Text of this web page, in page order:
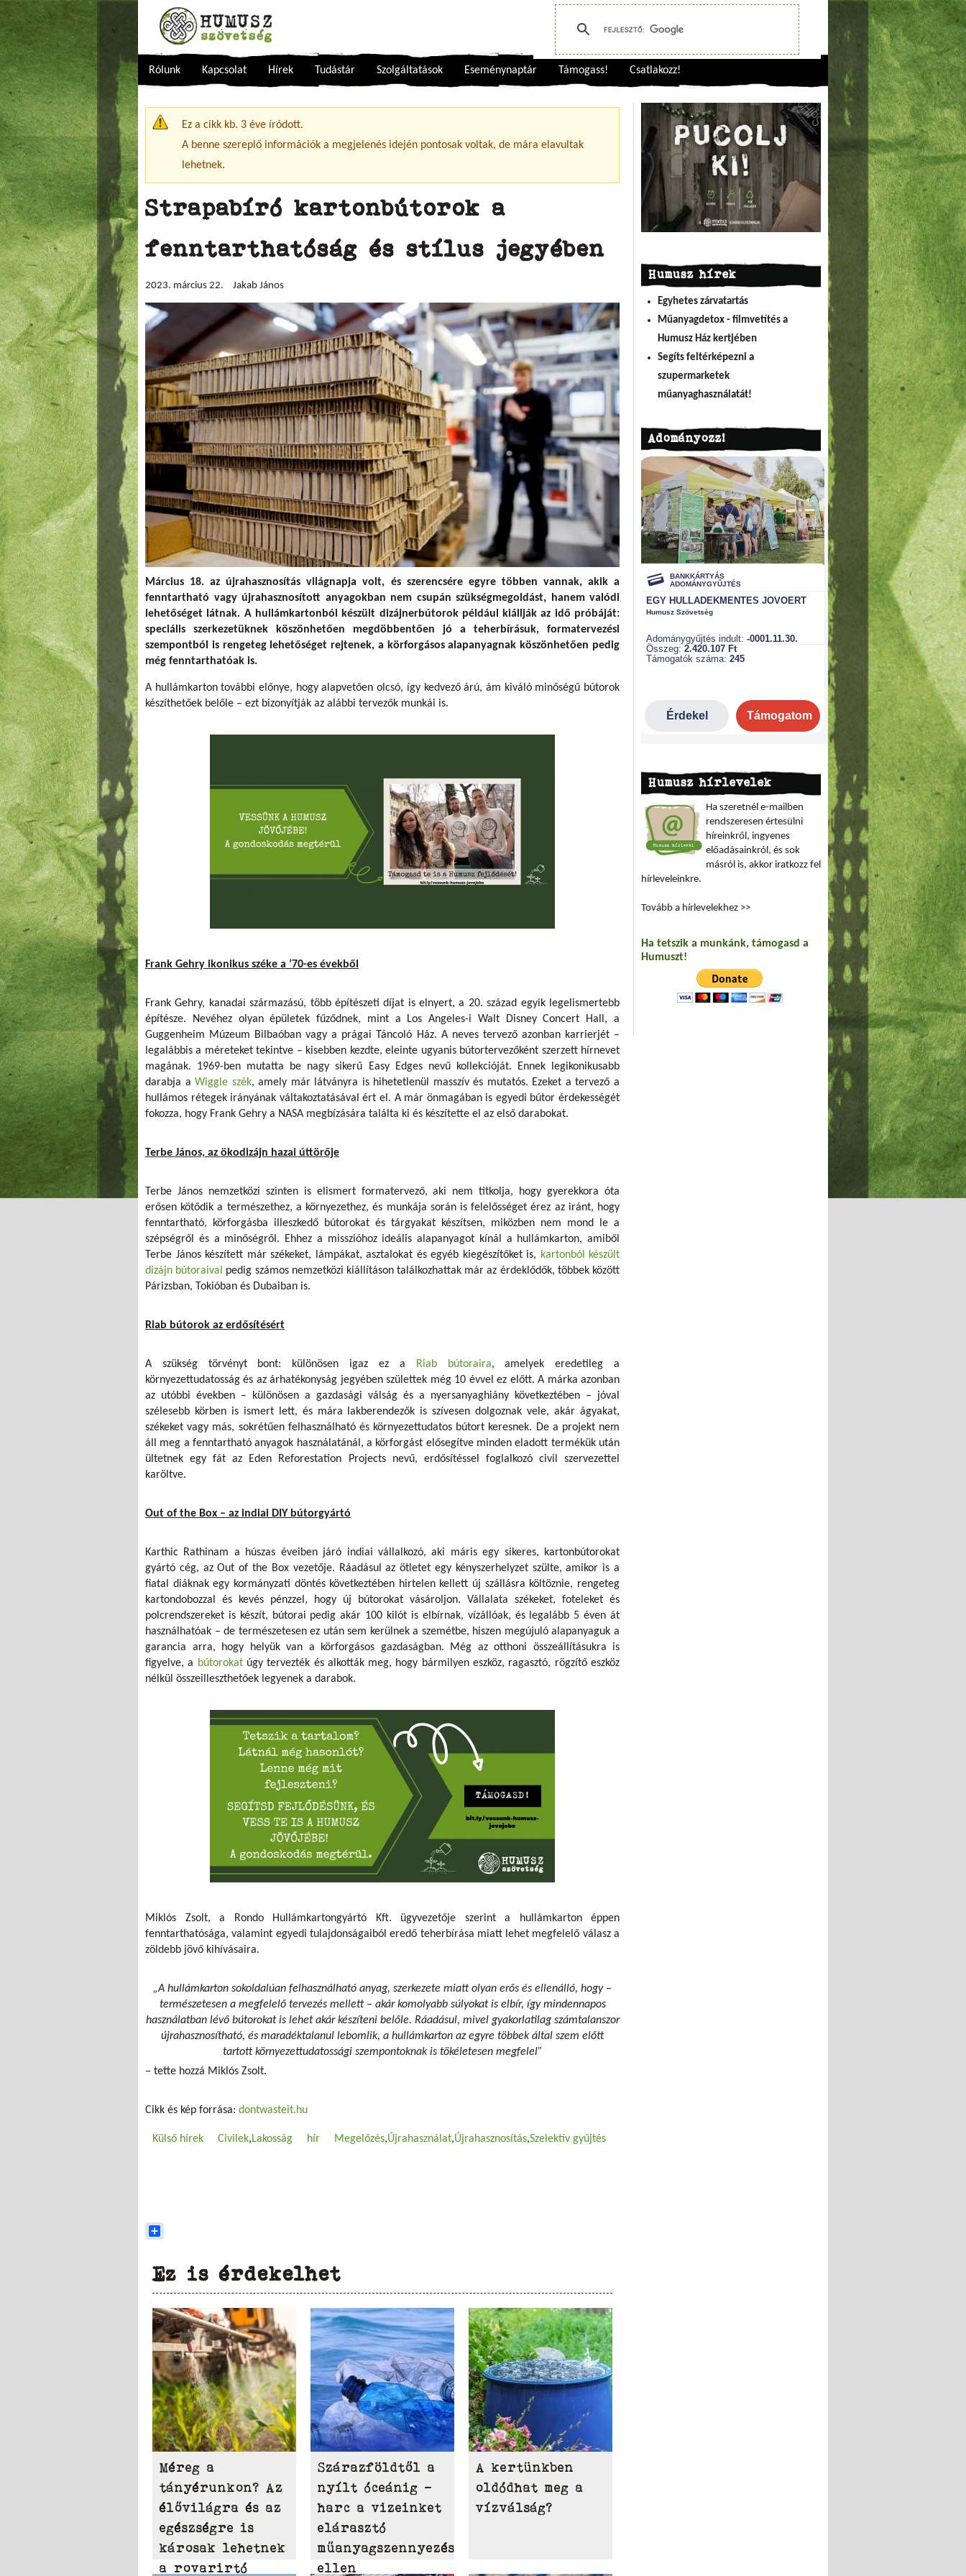
Rólunk Kapcsolat Hírek Tudástár Szolgáltatások Eseménynaptár Támogass! Csatlakozz!
Figyelmeztető üzenet
Ez a cikk kb. 3 éve íródott.
A benne szereplő információk a megjelenés idején pontosak voltak, de mára elavultak
lehetnek.
Strapabíró kartonbútorok a
fenntarthatóság és stílus jegyében
2023. március 22. Jakab János
Március 18. az újrahasznosítás világnapja volt, és szerencsére egyre többen vannak, akik a
fenntartható vagy újrahasznosított anyagokban nem csupán szükségmegoldást, hanem valódi
lehetőséget látnak. A hullámkartonból készült dizájnerbútorok például kiállják az idő próbáját:
speciális szerkezetüknek köszönhetően megdöbbentően jó a teherbírásuk, formatervezési
szempontból is rengeteg lehetőséget rejtenek, a körforgásos alapanyagnak köszönhetően pedig
még fenntarthatóak is.
A hullámkarton további előnye, hogy alapvetően olcsó, így kedvező árú, ám kiváló minőségű bútorok
készíthetőek belőle – ezt bizonyítják az alábbi tervezők munkái is.
Frank Gehry ikonikus széke a ’70-es évekből
Frank Gehry, kanadai származású, több építészeti díjat is elnyert, a 20. század egyik legelismertebb
építésze. Nevéhez olyan épületek fűződnek, mint a Los Angeles-i Walt Disney Concert Hall, a
Guggenheim Múzeum Bilbaóban vagy a prágai Táncoló Ház. A neves tervező azonban karrierjét –
legalábbis a méreteket tekintve – kisebben kezdte, eleinte ugyanis bútortervezőként szerzett hírnevet
magának. 1969-ben mutatta be nagy sikerű Easy Edges nevű kollekcióját. Ennek legikonikusabb
darabja aWiggle szék, amely már látványra is hihetetlenül masszív és mutatós. Ezeket a tervező a
hullámos rétegek irányának váltakoztatásával ért el. A már önmagában is egyedi bútor érdekességét
fokozza, hogy Frank Gehry a NASA megbízására találta ki és készítette el az első darabokat.
Terbe János, az ökodizájn hazai úttörője
Terbe János nemzetközi szinten is elismert formatervező, aki nem titkolja, hogy gyerekkora óta
erősen kötődik a természethez, a környezethez, és munkája során is felelősséget érez az iránt, hogy
fenntartható, körforgásba illeszkedő bútorokat és tárgyakat készítsen, miközben nem mond le a
szépségről és a minőségről. Ehhez a misszióhoz ideális alapanyagot kínál a hullámkarton, amiből
Terbe János készített már székeket, lámpákat, asztalokat és egyéb kiegészítőket is, kartonból készült
dizájn bútoraival
pedig számos nemzetközi kiállításon találkozhattak már az érdeklődők, többek között
Párizsban, Tokióban és Dubaiban is.
Riab bútorok az erdősítésért
A szükség törvényt bont: különösen igaz ez a Riab bútoraira, amelyek eredetileg a
környezettudatosság és az árhatékonyság jegyében születtek még 10 évvel ez előtt. A márka azonban
az utóbbi években – különösen a gazdasági válság és a nyersanyaghiány következtében – jóval
szélesebb körben is ismert lett, és mára lakberendezők is szívesen dolgoznak vele, akár ágyakat,
székeket vagy más, sokrétűen felhasználható és környezettudatos bútort keresnek. De a projekt nem
áll meg a fenntartható anyagok használatánál, a körforgást elősegítve minden eladott termékük után
ültetnek egy fát az Eden Reforestation Projects nevű, erdősítéssel foglalkozó civil szervezettel
karöltve.
Out of the Box – az indiai DIY bútorgyártó
Karthic Rathinam a húszas éveiben járó indiai vállalkozó, aki máris egy sikeres, kartonbútorokat
gyártó cég, az Out of the Box vezetője. Ráadásul az ötletet egy kényszerhelyzet szülte, amikor is a
fiatal diáknak egy kormányzati döntés következtében hirtelen kellett új szállásra költöznie, rengeteg
kartondobozzal és kevés pénzzel, hogy új bútorokat vásároljon. Vállalata székeket, foteleket és
polcrendszereket is készít, bútorai pedig akár 100 kilót is elbírnak, vízállóak, és legalább 5 éven át
használhatóak – de természetesen ez után sem kerülnek a szemétbe, hiszen megújuló alapanyaguk a
garancia arra, hogy helyük van a körforgásos gazdaságban. Még az otthoni összeállításukra is
figyelve, a bútorokatúgy tervezték és alkották meg, hogy bármilyen eszköz, ragasztó, rögzítő eszköz
nélkül összeilleszthetőek legyenek a darabok.
Miklós Zsolt, a Rondo Hullámkartongyártó Kft. ügyvezetője szerint a hullámkarton éppen
fenntarthatósága, valamint egyedi tulajdonságaiból eredő teherbírása miatt lehet megfelelő válasz a
zöldebb jövő kihívásaira.
„A hullámkarton sokoldalúan felhasználható anyag, szerkezete miatt olyan erős és ellenálló, hogy –
természetesen a megfelelő tervezés mellett – akár komolyabb súlyokat is elbír, így mindennapos
használatban lévő bútorokat is lehet akár készíteni belőle. Ráadásul, mivel gyakorlatilag számtalanszor
újrahasznosítható, és maradéktalanul lebomlik, a hullámkarton az egyre többek által szem előtt
tartott környezettudatossági szempontoknak is tökéletesen megfelel”
– tette hozzá Miklós Zsolt.
Cikk és kép forrása: dontwasteit.hu
Külső hírek Civilek Lakosság hír Megelőzés Újrahasználat Újrahasznosítás Szelektív gyűjtés
Ez is érdekelhet
Méreg a
tányérunkon? Az
élővilágra és az
egészségre is
károsak lehetnek
a rovarirtó
Szárazföldtől a
nyílt óceánig –
harc a vizeinket
elárasztó
műanyagszennyezés
ellen
A kertünkben
oldódhat meg a
vízválság?
Humusz hírek
Egyhetes zárvatartás
Műanyagdetox - filmvetítés a
Humusz Ház kertjében
Segíts feltérképezni a
szupermarketek
műanyaghasználatát!
Adományozz!
Humusz hírlevelek
Ha szeretnél e-mailben
rendszeresen értesülni
híreinkről, ingyenes
előadásainkról, és sok
másról is, akkor iratkozz fel
hírleveleinkre.
Tovább a hírlevelekhez >>
Ha tetszik a munkánk, támogasd a
Humuszt!